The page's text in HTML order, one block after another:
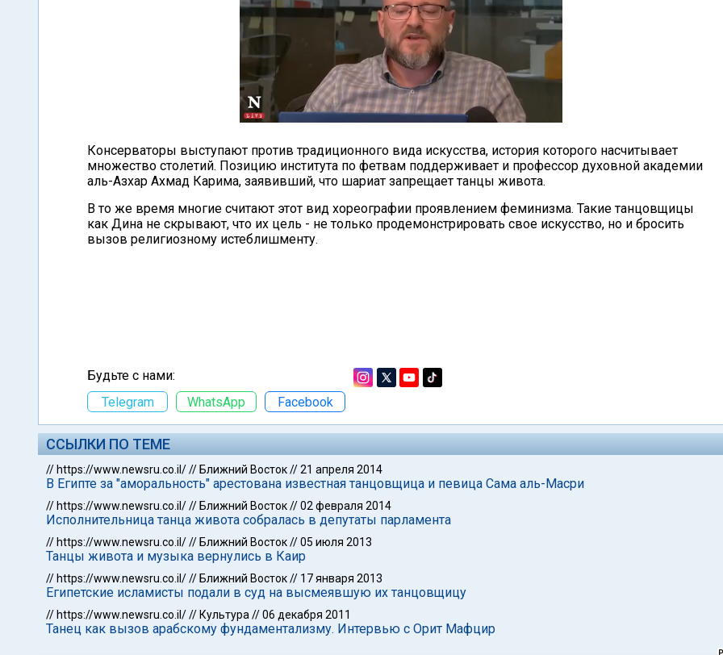
Консерваторы выступают против традиционного вида искусства, история которого насчитывает
множество столетий. Позицию института по фетвам поддерживает и профессор духовной академии
аль-Азхар Ахмад Карима, заявивший, что шариат запрещает танцы живота.
В то же время многие считают этот вид хореографии проявлением феминизма. Такие танцовщицы
как Дина не скрывают, что их цель - не только продемонстрировать свое искусство, но и бросить
вызов религиозному истеблишменту.
Будьте с нами:
Telegram
WhatsApp Facebook
ССЫЛКИ ПО ТЕМЕ
// https://www.newsru.co.il/// Ближний Восток//21 апреля 2014
В Египте за "аморальность" арестована известная танцовщица и певица Сама аль-Масри
// https://www.newsru.co.il/// Ближний Восток//02 февраля 2014
Исполнительница танца живота собралась в депутаты парламента
// https://www.newsru.co.il/// Ближний Восток//05 июля 2013
Танцы живота и музыка вернулись в Каир
// https://www.newsru.co.il/// Ближний Восток// 17 января 2013
Египетские исламисты подали в суд на высмеявшую их танцовщицу
// https://www.newsru.co.il/// Культура //06 декабря 2011
Танец как вызов арабскому фундаментализму. Интервью с Орит Мафцир